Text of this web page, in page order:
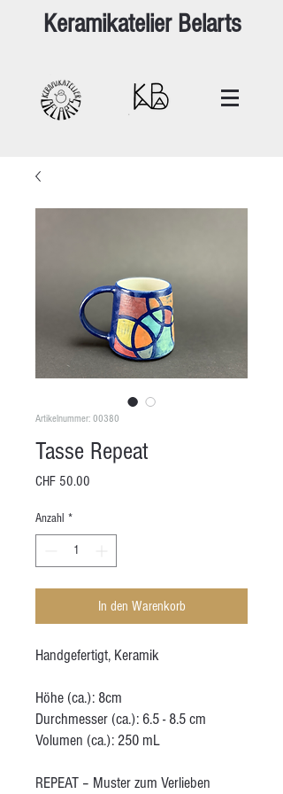
Keramikatelier Belarts
Artikelnummer: 00380
Tasse Repeat
CHF 50.00
Anzahl *
In den Warenkorb
Handgefertigt, Keramik
Höhe (ca.): 8cm
Durchmesser (ca.): 6.5 - 8.5 cm
Volumen (ca.): 250 mL
REPEAT – Muster zum Verlieben